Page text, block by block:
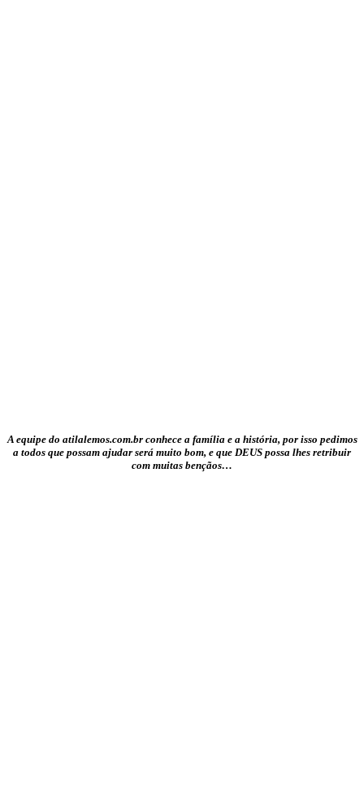
A equipe do atilalemos.com.br conhece a família e a história, por isso pedimos
a todos que possam ajudar será muito bom, e que DEUS possa lhes retribuir
com muitas bençãos…